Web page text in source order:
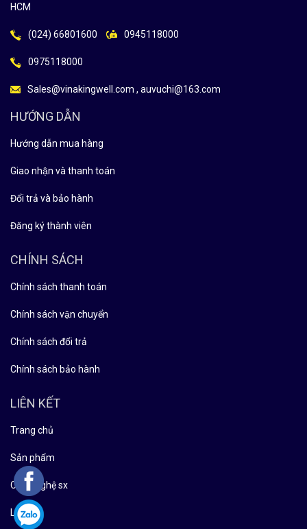
HCM
(024) 66801600 0945118000
0975118000
Sales@vinakingwell.com , auvuchi@163.com
HƯỚNG DẪN
Hướng dẫn mua hàng
Giao nhận và thanh toán
Đổi trả và bảo hành
Đăng ký thành viên
CHÍNH SÁCH
Chính sách thanh toán
Chính sách vận chuyển
Chính sách đổi trả
Chính sách bảo hành
LIÊN KẾT
Trang chủ
Sản phẩm
Công nghệ sx
Liên hệ